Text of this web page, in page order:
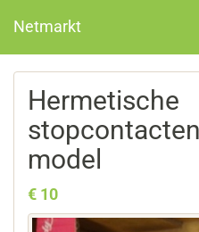
Netmarkt
Hermetische
model
€ 10